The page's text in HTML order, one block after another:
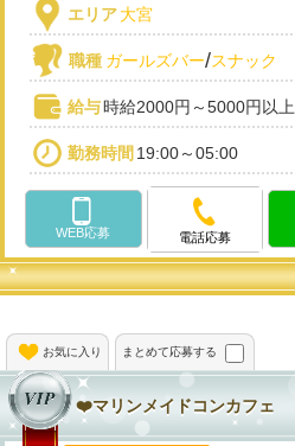
エリア大宮
職種 ガールズバー/スナック
給与時給2000円～5000円以上
勤務時間 19:00～05:00
WEB応募 電話応募
お気に入り まとめて応募する
❤️マリンメイドコンカフェ